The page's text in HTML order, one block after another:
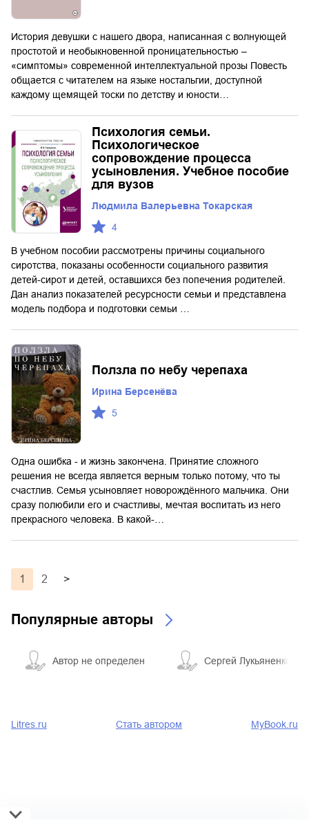
История девушки с нашего двора, написанная с волнующей
простотой и необыкновенной проницательностью –
«симптомы» современной интеллектуальной прозы Повесть
общается с читателем на языке ностальгии, доступной
каждому щемящей тоски по детству и юности…
Психология семьи.
Психологическое
сопровождение процесса
усыновления. Учебное пособие
для вузов
Людмила Валерьевна Токарская
4
В учебном пособии рассмотрены причины социального
сиротства, показаны особенности социального развития
детей-сирот и детей, оставшихся без попечения родителей.
Дан анализ показателей ресурсности семьи и представлена
модель подбора и подготовки семьи …
Ползла по небу черепаха
Ирина Берсенёва
5
Одна ошибка - и жизнь закончена. Принятие сложного
решения не всегда является верным только потому, что ты
счастлив. Семья усыновляет новорождённого мальчика. Они
сразу полюбили его и счастливы, мечтая воспитать из него
прекрасного человека. В какой-…
1 2 >
Популярные авторы
Автор не определен Сергей Лукьяненко
Litres.ru Стать автором MyBook.ru